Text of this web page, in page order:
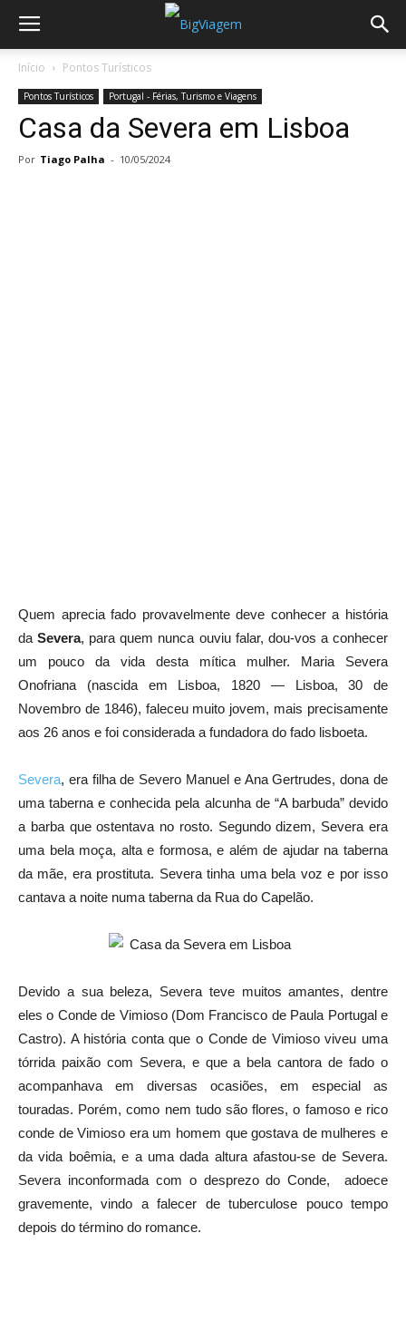
Início Pontos Turísticos
Pontos Turísticos Portugal - Férias, Turismo e Viagens
Casa da Severa em Lisboa
Por Tiago Palha - 10/05/2024
Quem aprecia fado provavelmente deve conhecer a história
da Severa, para quem nunca ouviu falar, dou-vos a conhecer
um pouco da vida desta mítica mulher. Maria Severa
Onofriana (nascida em Lisboa, 1820 — Lisboa, 30 de
Novembro de 1846), faleceu muito jovem, mais precisamente
aos 26 anos e foi considerada a fundadora do fado lisboeta.
Severa, era filha de Severo Manuel e Ana Gertrudes, dona de
uma taberna e conhecida pela alcunha de “A barbuda” devido
a barba que ostentava no rosto. Segundo dizem, Severa era
uma bela moça, alta e formosa, e além de ajudar na taberna
da mãe, era prostituta. Severa tinha uma bela voz e por isso
cantava a noite numa taberna da Rua do Capelão.
Devido a sua beleza, Severa teve muitos amantes, dentre
eles o Conde de Vimioso (Dom Francisco de Paula Portugal e
Castro). A história conta que o Conde de Vimioso viveu uma
tórrida paixão com Severa, e que a bela cantora de fado o
acompanhava em diversas ocasiões, em especial as
touradas. Porém, como nem tudo são flores, o famoso e rico
conde de Vimioso era um homem que gostava de mulheres e
da vida boêmia, e a uma dada altura afastou-se de Severa.
Severa inconformada com o desprezo do Conde, adoece
gravemente, vindo a falecer de tuberculose pouco tempo
depois do término do romance.